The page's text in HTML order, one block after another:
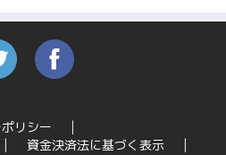
リシー
資金決済法に基づく表示